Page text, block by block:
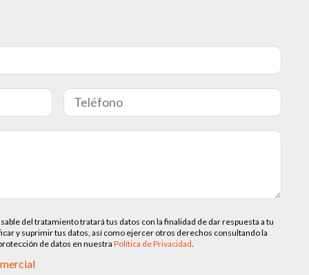
del tratamiento tratará tus datos con la finalidad de dar respuesta a tu
y suprimir tus datos, así como ejercer otros derechos consultando la
de datos en nuestra Política de Privacidad.